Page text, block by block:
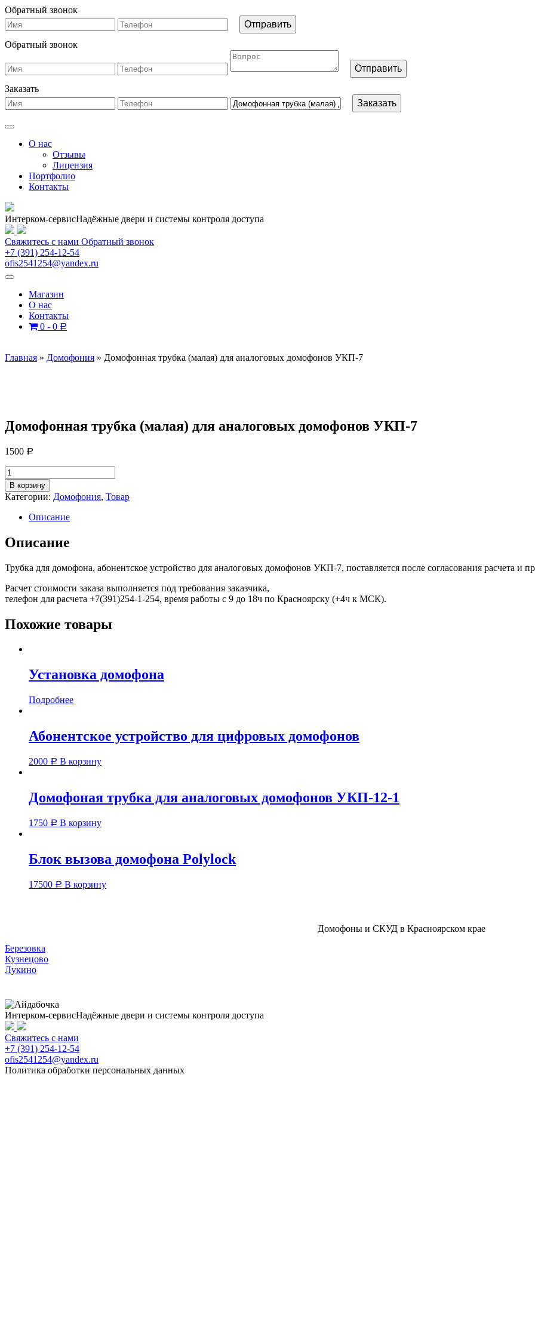
Обратный звонок
Обратный звонок
Заказать
О нас
Отзывы
Лицензия
Портфолио
Контакты
Интерком-сервисНадёжные двери и системы контроля доступа
Свяжитесь с нами Обратный звонок
+7 (391) 254-12-54
ofis2541254@yandex.ru
Магазин
О нас
Контакты
0 - 0 Р
Главная » Домофония » Домофонная трубка (малая) для аналоговых домофонов УКП-7
Домофонная трубка (малая) для аналоговых домофонов УКП-7
1500 Р
Количество
товара
Домофонная
трубка
(малая)
аналоговых
домофонов
В корзину
Категории: Домофония, Товар
Описание
Описание
Трубка для домофона, абонентское устройство для аналоговых домофонов УКП-7, поставляется после согласования расчета и
Расчет стоимости заказа выполняется под требования заказчика,
телефон для расчета +7(391)254-1-254, время работы с 9 до 18ч по Красноярску (+4ч к МСК).
Похожие товары
Установка домофона
Подробнее
Абонентское устройство для цифровых домофонов
2000 Р В корзину
Домофоная трубка для аналоговых домофонов УКП-12-1
1750 Р В корзину
Блок вызова домофона Polylock
17500 Р В корзину
Домофоны и СКУД в Красноярском крае
Березовка
Кузнецово
Лукино
Интерком-сервисНадёжные двери и системы контроля доступа
Свяжитесь с нами
+7 (391) 254-12-54
ofis2541254@yandex.ru
Политика обработки персональных данных